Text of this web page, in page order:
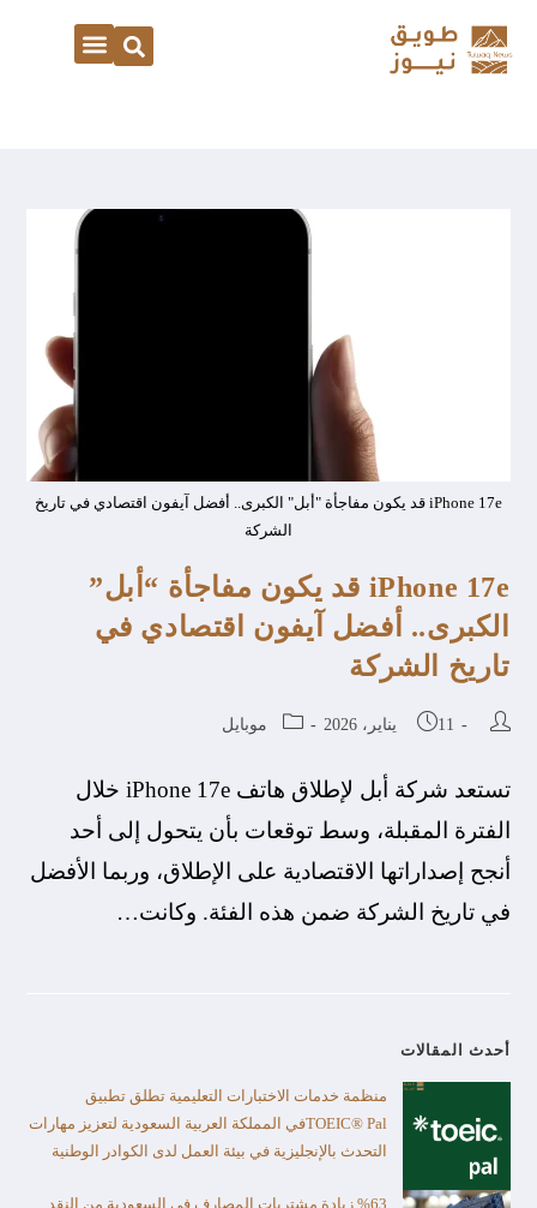
iPhone 17e قد يكون مفاجأة "أبل" الكبرى.. أفضل آيفون اقتصادي في تاريخ
الشركة
iPhone 17e قد يكون مفاجأة “أبل”
الكبرى.. أفضل آيفون اقتصادي في
تاريخ الشركة
11 يناير، 2026 موبايل
تستعد شركة أبل لإطلاق هاتف iPhone 17e خلال
الفترة المقبلة، وسط توقعات بأن يتحول إلى أحد
أنجح إصداراتها الاقتصادية على الإطلاق، وربما الأفضل
في تاريخ الشركة ضمن هذه الفئة. وكانت…
أحدث المقالات
منظمة خدمات الاختبارات التعليمية تطلق تطبيق
TOEIC® Palفي المملكة العربية السعودية لتعزيز مهارات
التحدث بالإنجليزية في بيئة العمل لدى الكوادر الوطنية
%63 زيادة مشتريات المصارف في السعودية من النقد